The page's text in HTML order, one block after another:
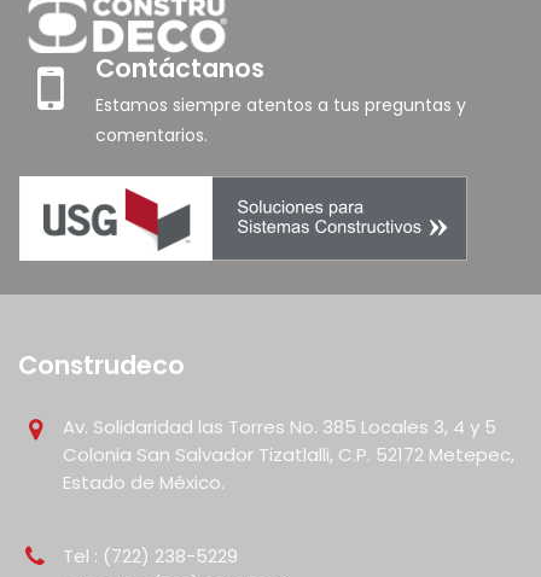
Contáctanos
Estamos siempre atentos a tus preguntas y
comentarios.
Construdeco
Av. Solidaridad las Torres No. 385 Locales 3, 4 y 5
Colonia San Salvador Tizatlalli, C.P. 52172 Metepec,
Estado de México.
Tel : (722) 238-5229